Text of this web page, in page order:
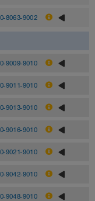
8063-9002
9009-9010
9011-9010
9013-9010
9016-9010
9021-9010
9042-9010
9048-9010